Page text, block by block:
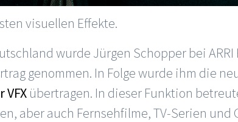
visuellen Effekte.
wurde Jürgen Schopper bei ARRI
genommen. In Folge wurde ihm die
übertragen. In dieser Funktion
aber auch Fernsehfilme, TV-Serien und